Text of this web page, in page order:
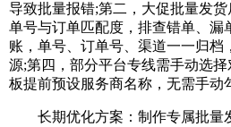
导致批量报错;第二，大促批量发
单号与订单匹配度，排查错单、漏
账，单号、订单号、渠道一一归档
源;第四，部分平台专线需手动选
板提前预设服务商名称，无需手动
长期优化方案：制作专属批量